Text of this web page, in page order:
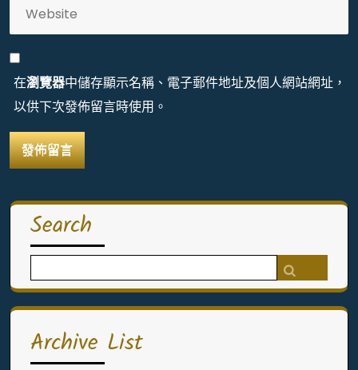
在瀏覽器中儲存顯示名稱、電子郵件地址及個人網站網址，
以供下次發佈留言時使用。
Search
for:
Archive List